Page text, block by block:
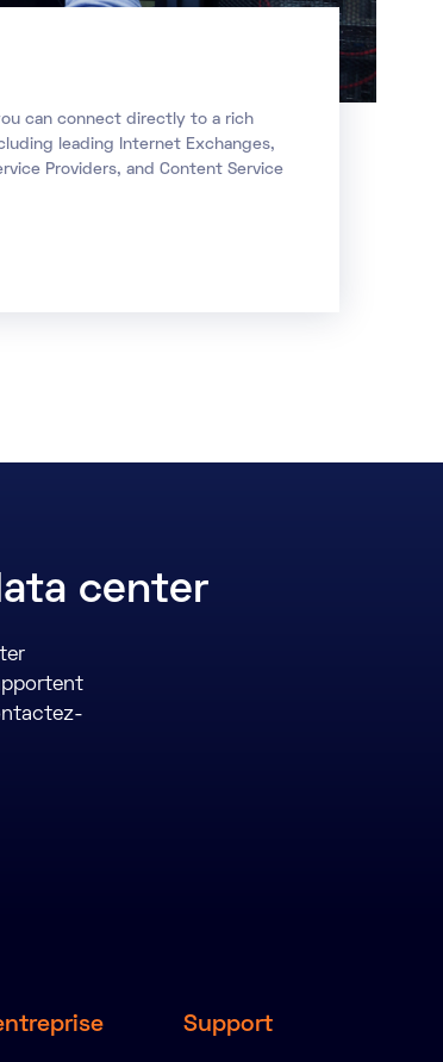
can connect directly to a rich
leading Internet Exchanges,
Providers, and Content Service
center
Support